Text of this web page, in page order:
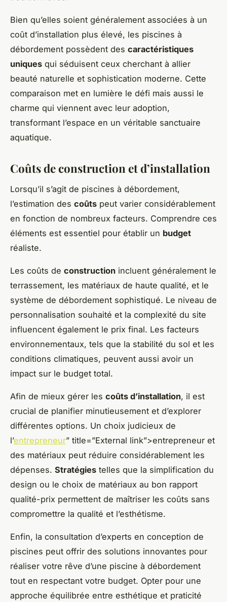
Bien qu’elles soient généralement associées à un
coût d’installation plus élevé, les piscines à
débordement possèdent des caractéristiques
uniques qui séduisent ceux cherchant à allier
beauté naturelle et sophistication moderne. Cette
comparaison met en lumière le défi mais aussi le
charme qui viennent avec leur adoption,
transformant l’espace en un véritable sanctuaire
aquatique.
Coûts de construction et d’installation
Lorsqu’il s’agit de piscines à débordement,
l’estimation des coûts peut varier considérablement
en fonction de nombreux facteurs. Comprendre ces
éléments est essentiel pour établir un budget
réaliste.
Les coûts de construction incluent généralement le
terrassement, les matériaux de haute qualité, et le
système de débordement sophistiqué. Le niveau de
personnalisation souhaité et la complexité du site
influencent également le prix final. Les facteurs
environnementaux, tels que la stabilité du sol et les
conditions climatiques, peuvent aussi avoir un
impact sur le budget total.
Afin de mieux gérer les coûts d’installation, il est
crucial de planifier minutieusement et d’explorer
différentes options. Un choix judicieux de
l’entrepreneur” title=”External link”>entrepreneur et
des matériaux peut réduire considérablement les
dépenses. Stratégies telles que la simplification du
design ou le choix de matériaux au bon rapport
qualité-prix permettent de maîtriser les coûts sans
compromettre la qualité et l’esthétisme.
Enfin, la consultation d’experts en conception de
piscines peut offrir des solutions innovantes pour
réaliser votre rêve d’une piscine à débordement
tout en respectant votre budget. Opter pour une
approche équilibrée entre esthétique et praticité